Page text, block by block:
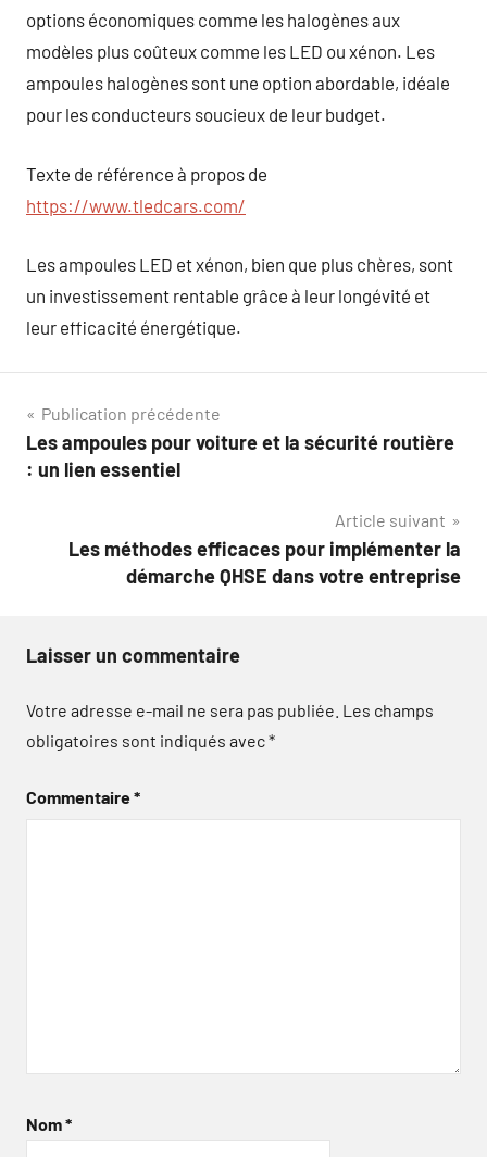
options économiques comme les halogènes aux
modèles plus coûteux comme les LED ou xénon. Les
ampoules halogènes sont une option abordable, idéale
pour les conducteurs soucieux de leur budget.
Texte de référence à propos de
https://www.tledcars.com/
Les ampoules LED et xénon, bien que plus chères, sont
un investissement rentable grâce à leur longévité et
leur efficacité énergétique.
Navigation
de
Publication précédente
Les ampoules pour voiture et la sécurité routière
: un lien essentiel
Article suivant
Les méthodes efficaces pour implémenter la
démarche QHSE dans votre entreprise
Laisser un commentaire
Votre adresse e-mail ne sera pas publiée. Les champs
obligatoires sont indiqués avec*
Commentaire*
Nom*